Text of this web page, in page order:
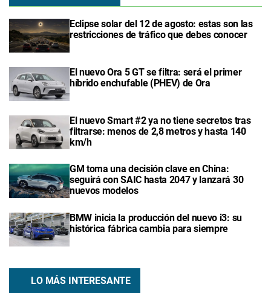
Eclipse solar del 12 de agosto: estas son las
restricciones de tráfico que debes conocer
El nuevo Ora 5 GT se filtra: será el primer
híbrido enchufable (PHEV) de Ora
El nuevo Smart #2 ya no tiene secretos tras
filtrarse: menos de 2,8 metros y hasta 140
km/h
GM toma una decisión clave en China:
seguirá con SAIC hasta 2047 y lanzará 30
nuevos modelos
BMW inicia la producción del nuevo i3: su
histórica fábrica cambia para siempre
LO MÁS INTERESANTE